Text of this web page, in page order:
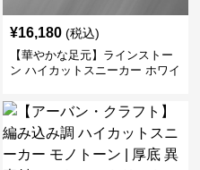
¥16,180 (税込)
【華やかな足元】ラインストー
ン ハイカットスニーカー ホワイ
ボン